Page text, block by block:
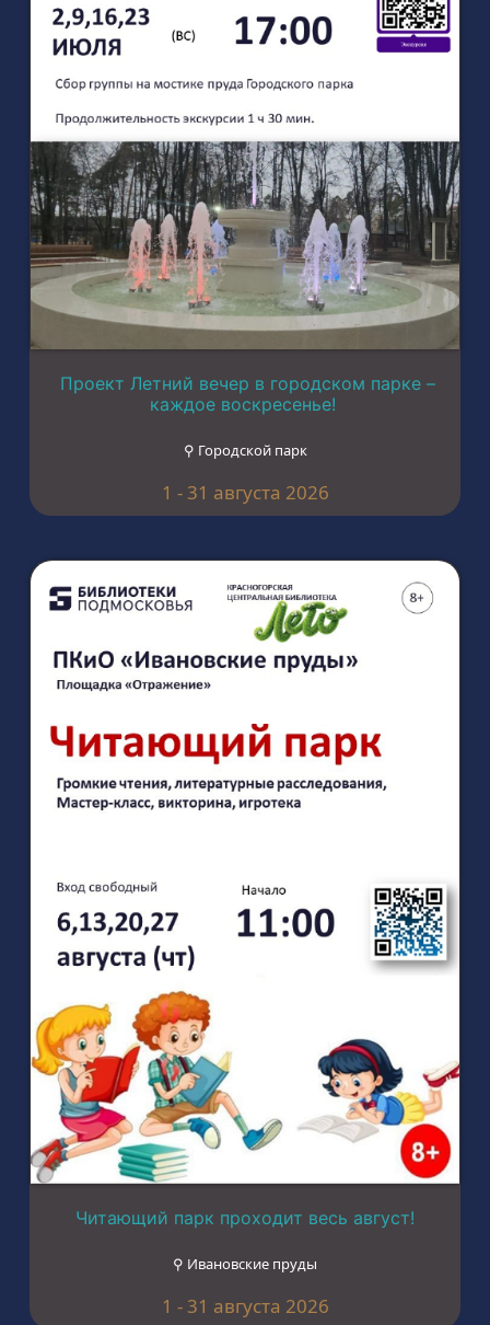
Проект Летний вечер в городском парке –
каждое воскресенье!
⚲ Городской парк
1 - 31 августа 2026
Читающий парк проходит весь август!
⚲ Ивановские пруды
1 - 31 августа 2026